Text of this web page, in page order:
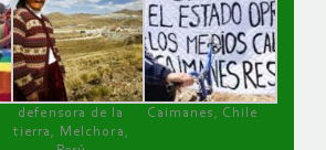
defensora de la
tierra, Melchora,
Caimanes, Chile